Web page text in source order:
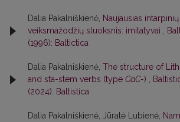
Dalia Pakalniškienė, Naujausias
veiksmažodžių sluoksnis: imitatyvai ,
(1996): Baltictica
Dalia Pakalniškienė, The structure of
and sta-stem verbs (type CaC-) ,
(2024): Baltistica
Dalia Pakalniškienė, Jūratė Lubienė,